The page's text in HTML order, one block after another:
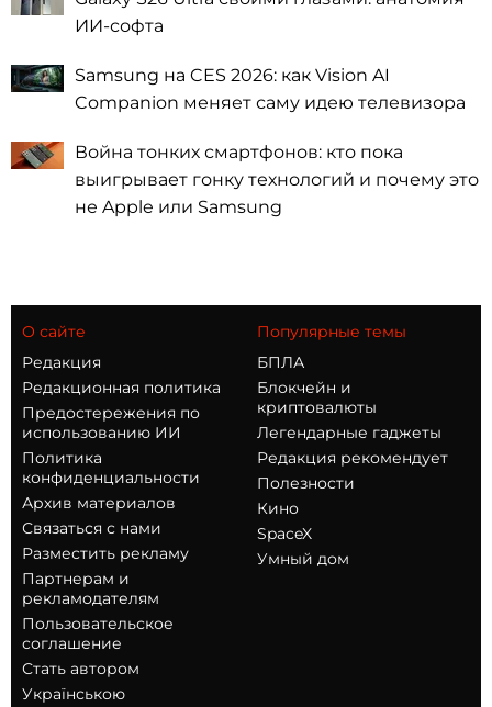
ИИ-софта
Samsung на CES 2026: как Vision AI
Companion меняет саму идею телевизора
Война тонких смартфонов: кто пока
выигрывает гонку технологий и почему это
не Apple или Samsung
О сайте
Редакция
Редакционная политика
Предостережения по
использованию ИИ
Политика
конфиденциальности
Архив материалов
Связаться с нами
Разместить рекламу
Партнерам и
рекламодателям
Пользовательское
соглашение
Стать автором
Українською
Популярные темы
БПЛА
Блокчейн и
криптовалюты
Легендарные гаджеты
Редакция рекомендует
Полезности
Кино
SpaceX
Умный дом